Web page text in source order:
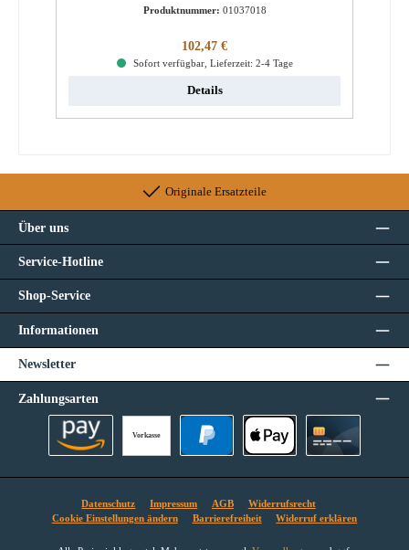
Produktnummer: 01037018
Regulärer Preis:
102,47 €
Sofort verfügbar, Lieferzeit: 2-4 Tage
Details
Originale Ersatzteile
Über uns
Service-Hotline
Shop-Service
Informationen
Newsletter
Zahlungsarten
Vorkasse
Datenschutz Impressum AGB
Widerrufsrecht
Cookie Einstellungen ändern
Barrierefreiheit Widerruf erklären